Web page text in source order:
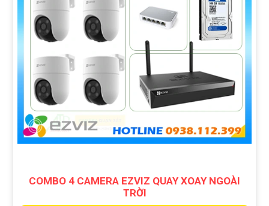
COMBO 4 CAMERA EZVIZ QUAY XOAY NGOÀI
TRỜI